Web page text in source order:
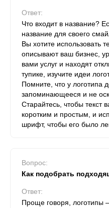
Ответ:
Что входит в название?
название для своего
Вы хотите использовать
описывают ваш бизнес,
вами услуг и находят
тупике, изучите идеи
Помните, что у логотипа
запоминающееся и не
Старайтесь, чтобы текст
коротким и простым, и
шрифт, чтобы его было
Вопрос:
Как подобрать
Ответ:
Проще говоря, логотипы